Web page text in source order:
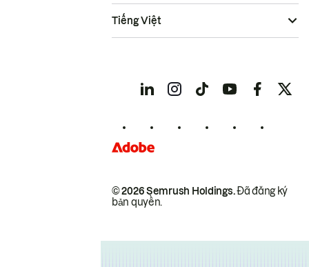
© 2026 Semrush Holdings.Đã đăng ký
bản quyền.
Tiếng Việt